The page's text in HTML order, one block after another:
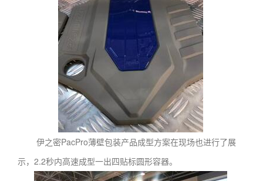
伊之密PacPro薄壁包装产品成型方案在现场也进行了展
示，2.2秒内高速成型一出四贴标圆形容器。